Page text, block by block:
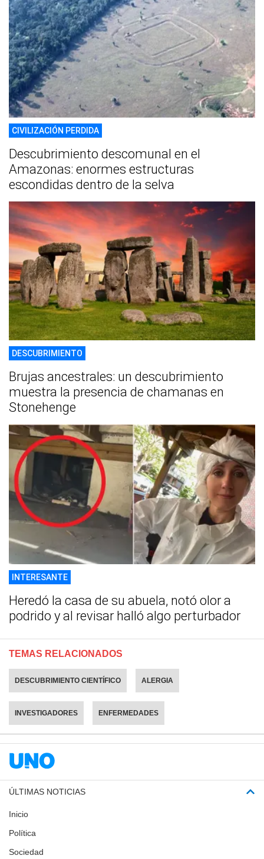
CIVILIZACIÓN PERDIDA
Descubrimiento descomunal en el
Amazonas: enormes estructuras
escondidas dentro de la selva
DESCUBRIMIENTO
Brujas ancestrales: un descubrimiento
muestra la presencia de chamanas en
Stonehenge
INTERESANTE
Heredó la casa de su abuela, notó olor a
podrido y al revisar halló algo perturbador
TEMAS RELACIONADOS
DESCUBRIMIENTO CIENTÍFICO ALERGIA
INVESTIGADORES ENFERMEDADES
ÚLTIMAS NOTICIAS
Inicio
Política
Sociedad